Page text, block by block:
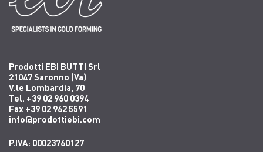
Prodotti EBI BUTTI Srl
21047 Saronno (Va)
V.le Lombardia, 70
Tel. +39 02 960 0394
Fax +39 02 962 5591
info@prodottiebi.com
P.IVA: 00023760127